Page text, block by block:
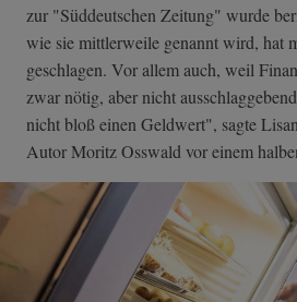
zur "Süddeutschen Zeitung" wurde
wie sie mittlerweile genannt wird, hat
geschlagen. Vor allem auch, weil
zwar nötig, aber nicht
nicht bloß einen Geldwert", sagte
Autor Moritz Osswald vor einem